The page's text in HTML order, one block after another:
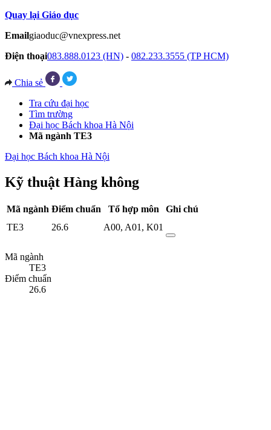
Quay lại Giáo dục
Emailgiaoduc@vnexpress.net
Điện thoại083.888.0123 (HN) - 082.233.3555 (TP HCM)
Chia sẻ
Tra cứu đại học
Tìm trường
Đại học Bách khoa Hà Nội
Mã ngành TE3
Đại học Bách khoa Hà Nội
Kỹ thuật Hàng không
Mã ngành Điểm chuẩn Tổ hợp môn
Ghi chú
TE3
26.6 A00, A01, K01
Mã ngành
TE3
Điểm chuẩn
26.6